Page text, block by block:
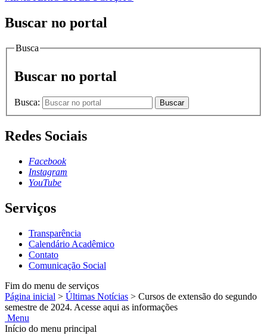
Buscar no portal
Busca
Buscar no portal
Busca: Buscar
Redes Sociais
Facebook
Instagram
YouTube
Serviços
Transparência
Calendário Acadêmico
Contato
Comunicação Social
Fim do menu de serviços
Página inicial > Últimas Notícias > Cursos de extensão do segundo
semestre de 2024. Acesse aqui as informações
Menu
Início do menu principal